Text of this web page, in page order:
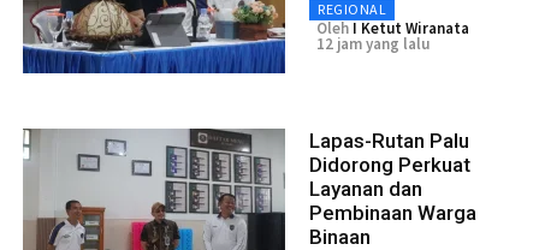
REGIONAL
Oleh I Ketut Wiranata
12 jam yang lalu
Lapas-Rutan Palu
Didorong Perkuat
Layanan dan
Pembinaan Warga
Binaan